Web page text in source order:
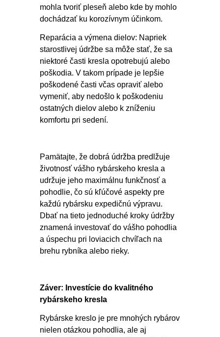
mohla tvoriť pleseň alebo kde by mohlo
dochádzať ku korozívnym účinkom.
Reparácia a výmena dielov: Napriek
starostlivej údržbe sa môže stať, že sa
niektoré časti kresla opotrebujú alebo
poškodia. V takom prípade je lepšie
poškodené časti včas opraviť alebo
vymeniť, aby nedošlo k poškodeniu
ostatných dielov alebo k zníženiu
komfortu pri sedení.
Pamätajte, že dobrá údržba predlžuje
životnosť vášho rybárskeho kresla a
udržuje jeho maximálnu funkčnosť a
pohodlie, čo sú kľúčové aspekty pre
každú rybársku expedičnú výpravu.
Dbať na tieto jednoduché kroky údržby
znamená investovať do vášho pohodlia
a úspechu pri loviacich chvíľach na
brehu rybníka alebo rieky.
Záver: Investície do kvalitného
rybárskeho kresla
Rybárske kreslo je pre mnohých rybárov
nielen otázkou pohodlia, ale aj